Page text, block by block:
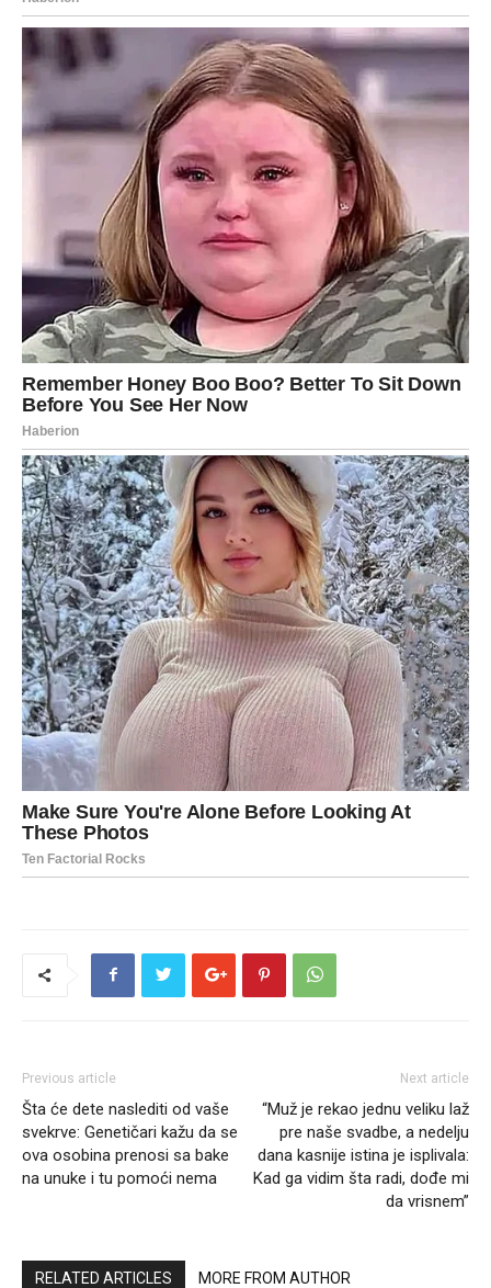
Previous article
Šta će dete naslediti od vaše
svekrve: Genetičari kažu da se
ova osobina prenosi sa bake
na unuke i tu pomoći nema
Next article
“Muž je rekao jednu veliku laž
pre naše svadbe, a nedelju
dana kasnije istina je isplivala:
Kad ga vidim šta radi, dođe mi
da vrisnem”
RELATED ARTICLES MORE FROM AUTHOR